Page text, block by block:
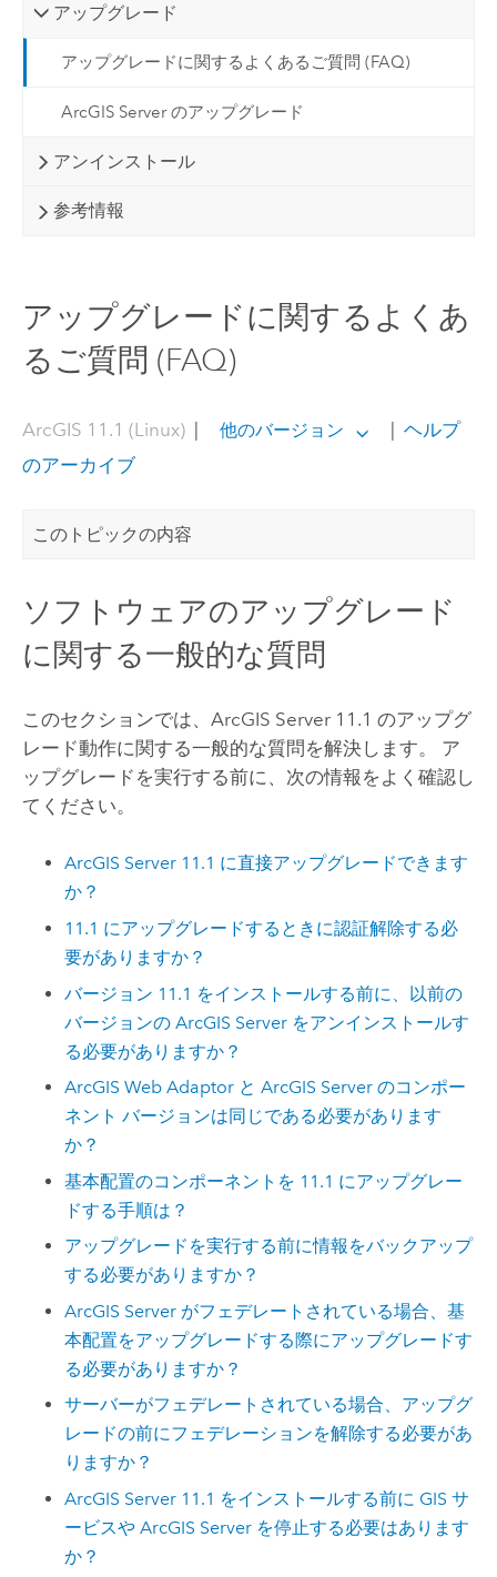
アップグレード
アップグレードに関するよくあるご質問 (FAQ)
ArcGIS Server のアップグレード
アンインストール
参考情報
アップグレードに関するよくあ
るご質問 (FAQ)
ArcGIS 11.1 (Linux)| 他のバージョン
ヘルプ
のアーカイブ
このトピックの内容
ソフトウェアのアップグレード
に関する一般的な質問
このセクションでは、 ArcGIS Server 11.1 のアップグ
レード動作に関する一般的な質問を解決します。 ア
ップグレードを実行する前に、次の情報をよく確認し
てください。
ArcGIS Server 11.1 に直接アップグレードできます
か？
11.1 にアップグレードするときに認証解除する必
要がありますか？
バージョン 11.1 をインストールする前に、以前の
バージョンのArcGIS Server をアンインストールす
る必要がありますか？
ArcGIS Web Adaptor とArcGIS Server のコンポー
ネント バージョンは同じである必要があります
か？
基本配置のコンポーネントを 11.1 にアップグレー
ドする手順は？
アップグレードを実行する前に情報をバックアップ
する必要がありますか？
ArcGIS Server がフェデレートされている場合、基
本配置をアップグレードする際にアップグレードす
る必要がありますか？
サーバーがフェデレートされている場合、アップグ
レードの前にフェデレーションを解除する必要があ
りますか？
ArcGIS Server 11.1 をインストールする前に GIS サ
ービスやArcGIS Server を停止する必要はあります
か？